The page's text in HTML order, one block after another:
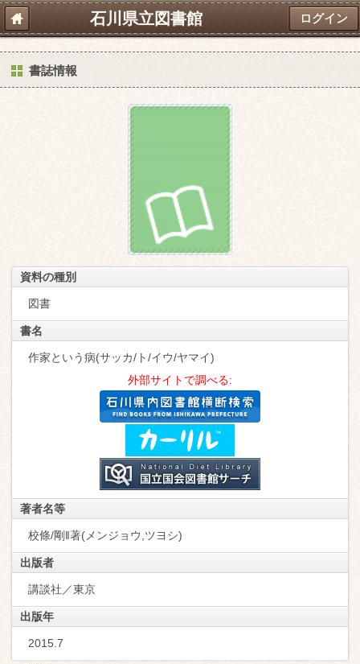
石川県立図書館 ログイン
書誌情報
資料の種別
図書
書名
作家という病(サッカ/ト/イウ/ヤマイ)
外部サイトで調べる:
著者名等
校條/剛‖著(メンジョウ,ツヨシ)
出版者
講談社／東京
出版年
2015.7